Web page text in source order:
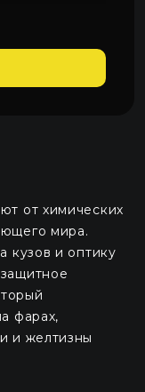
от химических
мира.
кузов и оптику
фарах,
и желтизны